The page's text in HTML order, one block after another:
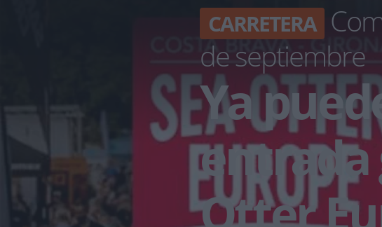
CARRETERA
de septiembre
Ya
entrada
Otter